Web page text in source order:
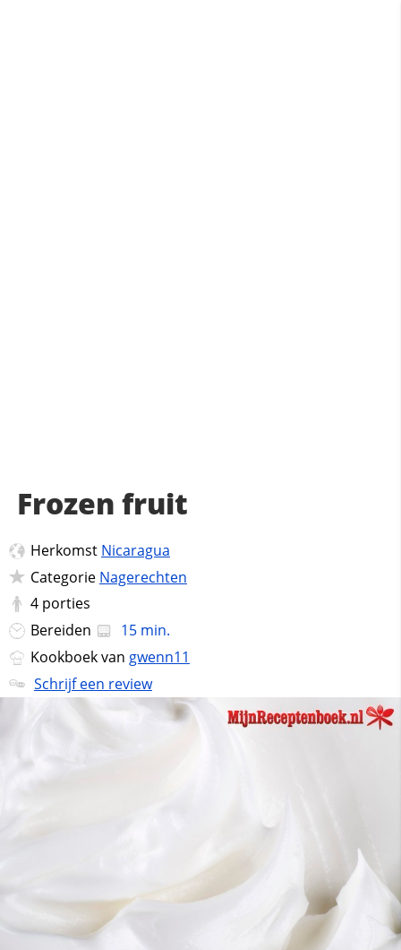
Frozen fruit
Herkomst Nicaragua
Categorie Nagerechten
4 porties
Bereiden
15 min.
Kookboek van gwenn11
Schrijf een review